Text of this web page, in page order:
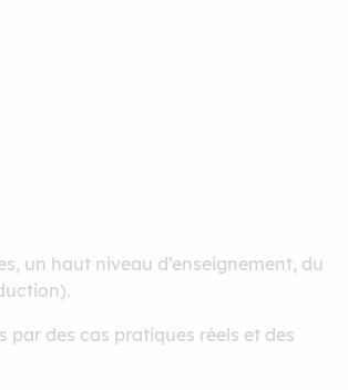
un haut niveau d’enseignement, du
des cas pratiques réels et des